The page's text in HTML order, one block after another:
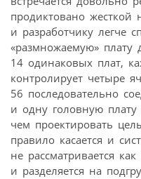
продиктовано жесткой
и разработчику легче
«размножаемую» плату
14 одинаковых плат,
контролирует четыре
56 последовательно
и одну головную плату
чем проектировать
правило касается и
не рассматривается
и разделяется на